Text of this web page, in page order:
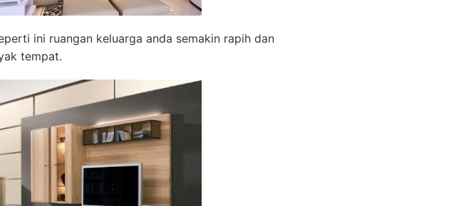
ini ruangan keluarga anda semakin rapih dan
tempat.